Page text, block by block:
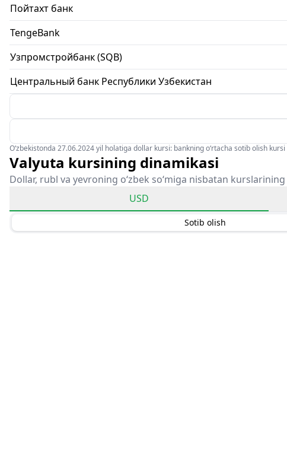
Пойтахт банк
TengeBank
Узпромстройбанк (SQB)
Центральный банк Республики Узбекистан
O‘zbekistonda 27.06.2024 yil holatiga dollar kursi: bankning o‘rtacha sotib olish
Valyuta kursining dinamikasi
Dollar, rubl va yevroning o‘zbek so‘miga nisbatan kurslarining
USD
Sotib olish